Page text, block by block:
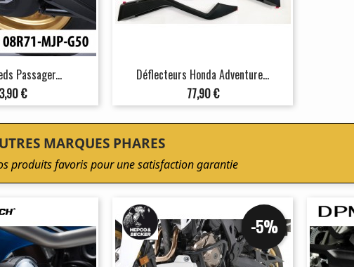
Passager...
€
Déflecteurs Honda Adventure...
Prix
77,90 €
MARQUES PHARES
produits favoris pour une satisfaction garantie
-5%